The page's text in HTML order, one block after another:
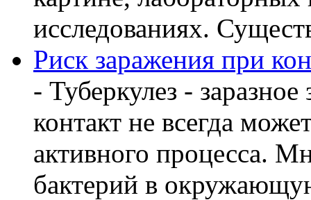
исследованиях.
Риск заражения при
- Туберкулез -
контакт не всегда
активного процесса.
бактерий в